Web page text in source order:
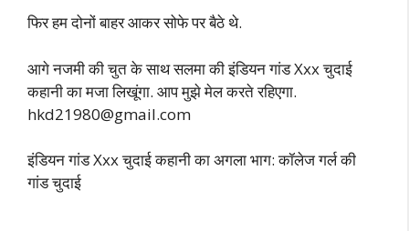
फिर हम दोनों बाहर आकर सोफे पर बैठे थे.
आगे नजमी की चुत के साथ सलमा की इंडियन गांड Xxx चुदाई
कहानी का मजा लिखूंगा. आप मुझे मेल करते रहिएगा.
hkd21980@gmail.com
इंडियन गांड Xxx चुदाई कहानी का अगला भाग: कॉलेज गर्ल की
गांड चुदाई